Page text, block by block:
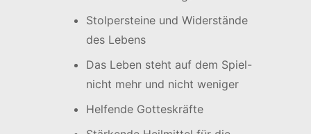
Stolpersteine und Widerstände
des Lebens
Das Leben steht auf dem Spiel-
nicht mehr und nicht weniger
Helfende Gotteskräfte